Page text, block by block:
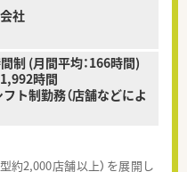
社
制 (月間平均：166時間)
時間
ト制勤務（店舗などによ
約2,000店舗以上）を展開し